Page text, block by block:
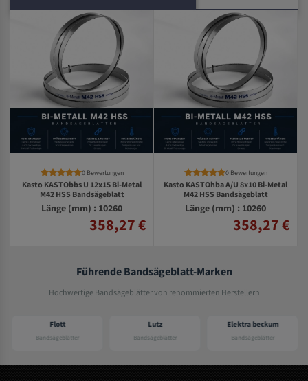
0 Bewertungen
Kasto KASTObbs U 12x15 Bi-Metal
M42 HSS Bandsägeblatt
Länge (mm) : 10260
358,27 €
0 Bewertungen
Kasto KASTOhba A/U 8x10 Bi-Metal
M42 HSS Bandsägeblatt
Länge (mm) : 10260
358,27 €
Führende Bandsägeblatt-Marken
Hochwertige Bandsägeblätter von renommierten Herstellern
Flott
Bandsägeblätter
Lutz
Bandsägeblätter
Elektra beckum
Bandsägeblätter